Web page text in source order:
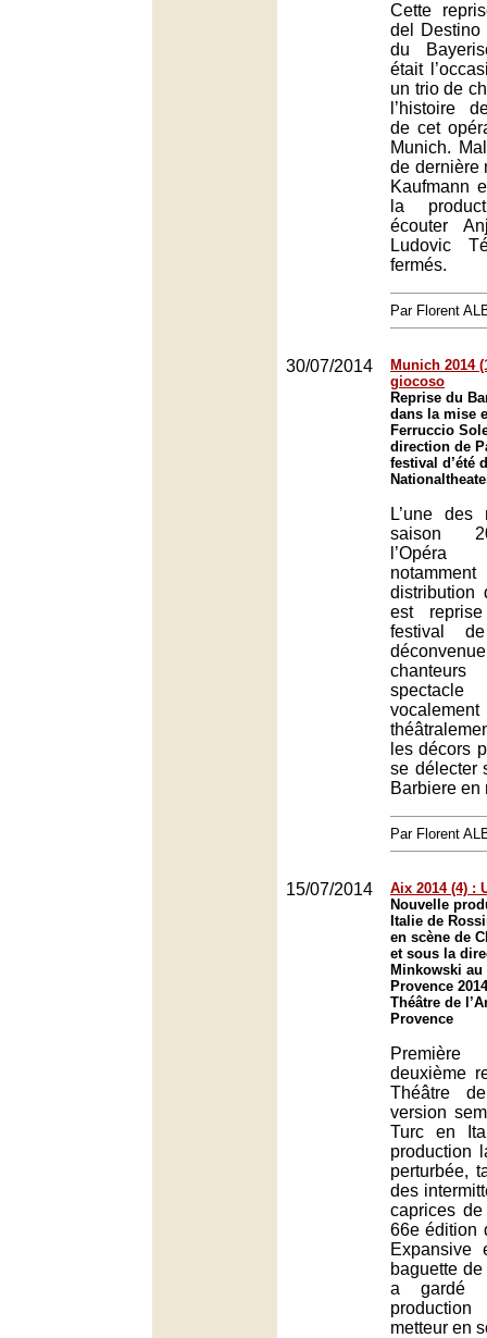
Cette
del Destino
du
était
un trio de
l’histoire
de cet
Munich.
de dernière
Kaufmann
la
écouter
Ludovic
fermés.
Par Florent
30/07/2014
Munich 2014
giocoso
Reprise du
dans la mise
Ferruccio
direction de
festival d’été
L’une
saison
distribution
est
festival
les décors
se délecter
Barbiere en
Par Florent
15/07/2014
Aix 2014 (4) :
Nouvelle
Italie de
en scène de
et sous la
Minkowski au
Provence
Théâtre de
Provence
deuxième
Théâtre
version
Turc en
production
perturbée,
des
caprices
66e édition
Expansive
baguette
a gardé
metteur en